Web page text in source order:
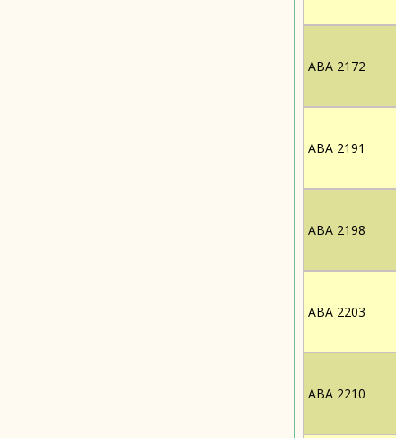
ABA 2172
ABA 2191
ABA 2198
ABA 2203
ABA 2210